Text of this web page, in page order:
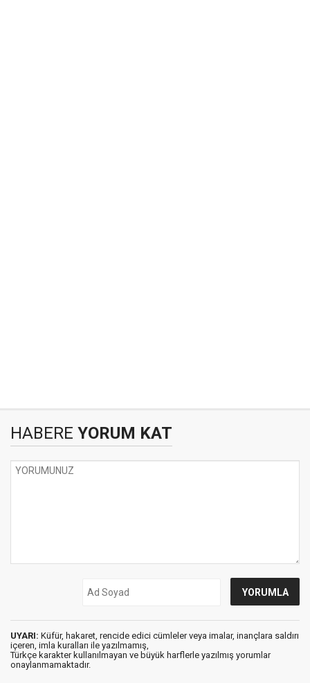
HABERE YORUM KAT
UYARI: Küfür, hakaret, rencide edici cümleler veya imalar, inançlara saldırı
içeren, imla kuralları ile yazılmamış,
Türkçe karakter kullanılmayan ve büyük harflerle yazılmış yorumlar
onaylanmamaktadır.